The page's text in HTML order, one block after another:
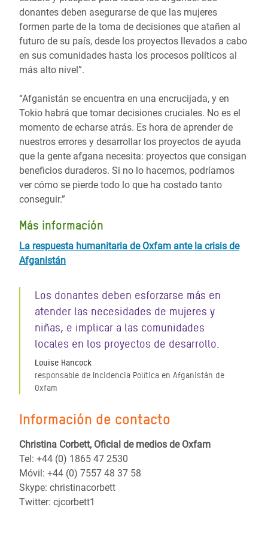
donantes deben asegurarse de que las mujeres
formen parte de la toma de decisiones que atañen al
futuro de su país, desde los proyectos llevados a cabo
en sus comunidades hasta los procesos políticos al
más alto nivel”.
“Afganistán se encuentra en una encrucijada, y en
Tokio habrá que tomar decisiones cruciales. No es el
momento de echarse atrás. Es hora de aprender de
nuestros errores y desarrollar los proyectos de ayuda
que la gente afgana necesita: proyectos que consigan
beneficios duraderos. Si no lo hacemos, podríamos
ver cómo se pierde todo lo que ha costado tanto
conseguir.”
Más información
La respuesta humanitaria de Oxfam ante la crisis de
Afganistán
Los donantes deben esforzarse más en
atender las necesidades de mujeres y
niñas, e implicar a las comunidades
locales en los proyectos de desarrollo.
Louise Hancock
responsable de Incidencia Política en Afganistán de
Oxfam
Información de contacto
Christina Corbett, Oficial de medios de Oxfam
Tel: +44 (0) 1865 47 2530
Móvil: +44 (0) 7557 48 37 58
Skype: christinacorbett
Twitter: cjcorbett1